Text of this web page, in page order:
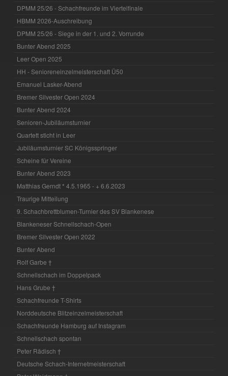
DPMM 25/26 - Schachfreunde im Viertelfinale
HBMM 2026-Auschreibung
DPMM 25/26 - Siege in der 1. und 2. Vorrunde
Bunter Abend 2025
Leer Open 2025
HH - Senioreneinzelmeisterschaft Ü50
Emanuel Lasker-Abend
Bremer Silvester Open 2024
Bunter Abend 2024
Senioren-Jubiläumsturnier
Quartett sticht in Leer
Jubiläumsturnier SC Königsspringer
Scheine für Vereine
Bunter Abend 2023
Matthias Gerndt * 4.5.1965 - + 6.6.2023
Traurige Mitteilung
9. Schachbrettblumen-Turnier des SV Blankenese
Blankeneser Schnellschach-Open
Bremer Silvester Open 2022
Bunter Abend
Rolf Garbe †
Schnellschach im Doppelpack
Hans Grube †
Schachfreunde T-Shirts
Norddeutsche Blitzeinzelmeisterschaft
Schachfreunde Hamburg auf Instagram
Schnellschach spontan
Peter Rädisch †
Deutsche Schach-Internetmeisterschaft